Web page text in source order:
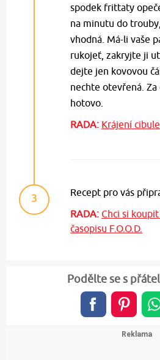
spodek frittaty
na minutu do
vhodná. Má-li vaše
rukojeť, zakryjte ji
dejte jen kovovou
nechte otevřená.
hotovo.
RADA: Krájení cibule
3
Recept pro vás
RADA: Chci si
časopisu F.O.O.D.
Podělte se s